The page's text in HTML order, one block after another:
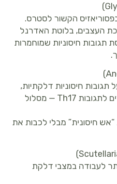
הקשור לסטרס.
העצבים, בלוטת האדרנל
תגובות חיסוניות שמוחמרות
חיסוניות דלקתיות,
ובפרט על מסלולים הקשורים לתגובות Th17 — מסלול
“אש חיסונית” מבלי לכבות את
לעבודה במצבי דלקת